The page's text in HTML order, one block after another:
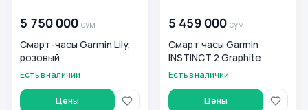
5 750 000 сум
Смарт-часы Garmin Lily,
розовый
Есть в наличии
Цены
5 459 000 сум
Смарт часы Garmin
INSTINCT 2 Graphite
Есть в наличии
Цены